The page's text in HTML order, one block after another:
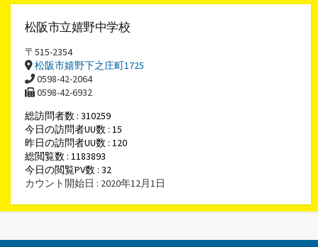
松阪市立嬉野中学校
〒515-2354
松阪市嬉野下之庄町1725
0598-42-2064
0598-42-6932
総訪問者数 : 310259
今日の訪問者UU数 : 15
昨日の訪問者UU数 : 120
総閲覧数 : 1183893
今日の閲覧PV数 : 32
カウント開始日 : 2020年12月1日